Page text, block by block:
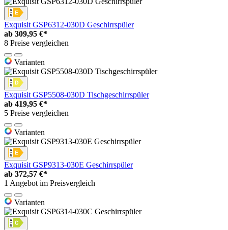
Exquisit GSP6312-030D Geschirrspüler
ab 309,95 €*
8 Preise vergleichen
Varianten
Exquisit GSP5508-030D Tischgeschirrspüler
ab 419,95 €*
5 Preise vergleichen
Varianten
Exquisit GSP9313-030E Geschirrspüler
ab 372,57 €*
1 Angebot im Preisvergleich
Varianten